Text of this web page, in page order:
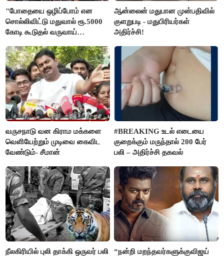
"போதையை ஒழிப்போம் என
சொல்லிவிட்டு மதுவால் ரூ.5000
கோடி கூடுதல் வருவாய்
மார்க்கண்டேயன்
ஆன்லைன் மதுபான முன்பதிவில்
குளறுபடி - மதுபிரியர்கள்
அதிர்ச்சி!
வருசநாடு வன கிராம மக்களை
வெளியேற்றும் முடிவை கைவிட
வேண்டும்- சீமான்
#BREAKING உடல் எடையை
குறைக்கும் மருந்தால் 200 பேர்
பலி – அதிர்ச்சி தகவல்
நீலகிரியில் புலி தாக்கி ஒருவர் பலி
“நன்றி மறந்தவர்களுக்குவிஜய்